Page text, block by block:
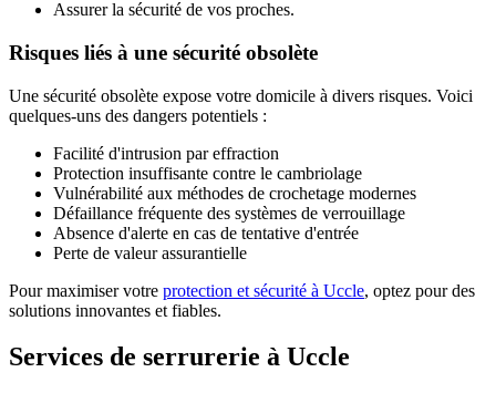
Assurer la sécurité de vos proches.
Risques liés à une sécurité obsolète
Une sécurité obsolète expose votre domicile à divers risques. Voici
quelques-uns des dangers potentiels :
Facilité d'intrusion par effraction
Protection insuffisante contre le cambriolage
Vulnérabilité aux méthodes de crochetage modernes
Défaillance fréquente des systèmes de verrouillage
Absence d'alerte en cas de tentative d'entrée
Perte de valeur assurantielle
Pour maximiser votre protection et sécurité à Uccle, optez pour des
solutions innovantes et fiables.
Services de serrurerie à Uccle